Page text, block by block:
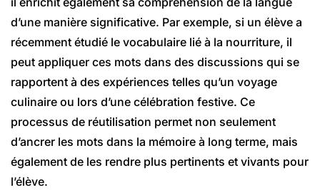
d’une manière significative. Par exemple, si un élève a
récemment étudié le vocabulaire lié à la nourriture, il
peut appliquer ces mots dans des discussions qui se
rapportent à des expériences telles qu’un voyage
culinaire ou lors d’une célébration festive. Ce
processus de réutilisation permet non seulement
d’ancrer les mots dans la mémoire à long terme, mais
également de les rendre plus pertinents et vivants pour
l’élève.